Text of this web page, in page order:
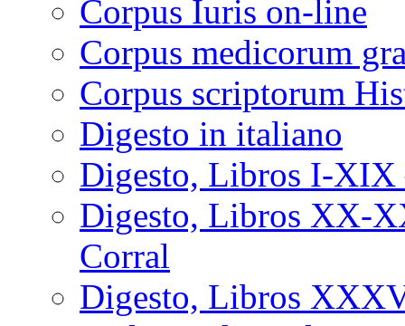
Corpus Iuris on-line
Corpus medicorum
Corpus scriptorum
Digesto in italiano
Digesto, Libros I-XIX
Digesto, Libros XX-
Corral
Digesto, Libros